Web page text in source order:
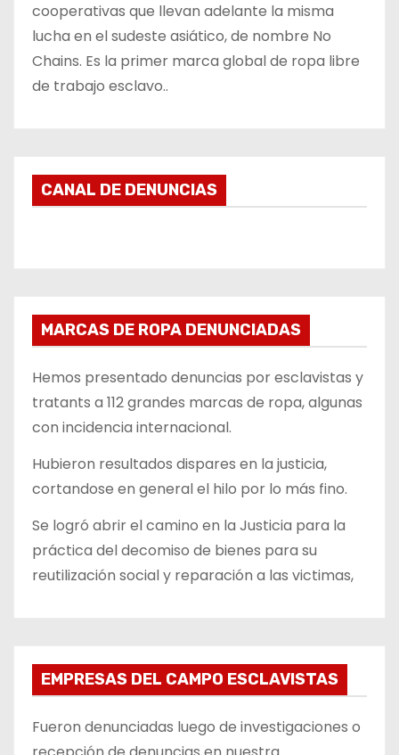
cooperativas que llevan adelante la misma
lucha en el sudeste asiático, de nombre No
Chains. Es la primer marca global de ropa libre
de trabajo esclavo..
CANAL DE DENUNCIAS
MARCAS DE ROPA DENUNCIADAS
Hemos presentado denuncias por esclavistas y
tratants a 112 grandes marcas de ropa, algunas
con incidencia internacional.
Hubieron resultados dispares en la justicia,
cortandose en general el hilo por lo más fino.
Se logró abrir el camino en la Justicia para la
práctica del decomiso de bienes para su
reutilización social y reparación a las victimas,
EMPRESAS DEL CAMPO ESCLAVISTAS
Fueron denunciadas luego de investigaciones o